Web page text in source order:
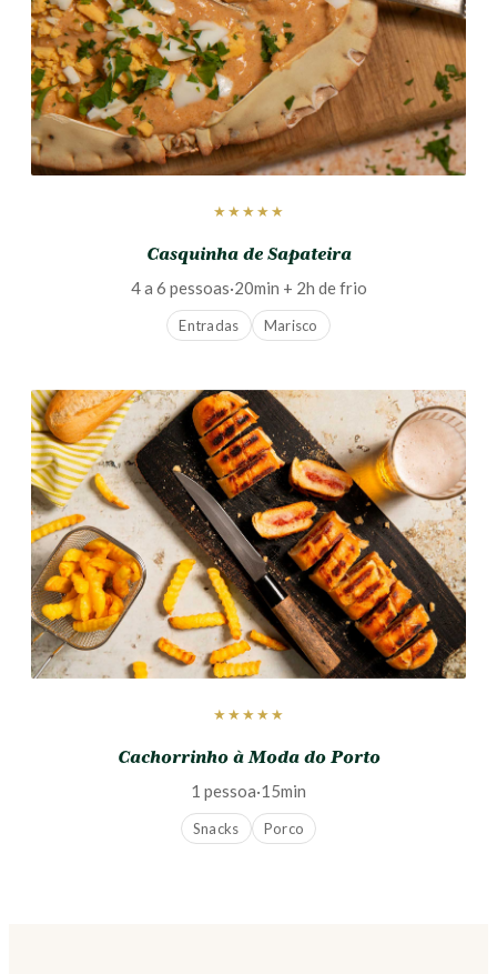
★★★★★
Casquinha de Sapateira
4 a 6 pessoas·20min + 2h de frio
Entradas Marisco
★★★★★
Cachorrinho à Moda do Porto
1 pessoa·15min
Snacks Porco